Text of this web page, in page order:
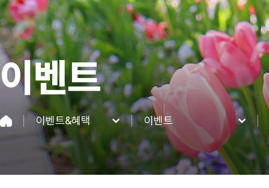
이벤트
이벤트&혜택
네이처파크
이용정보
이벤트
이벤트
혜택